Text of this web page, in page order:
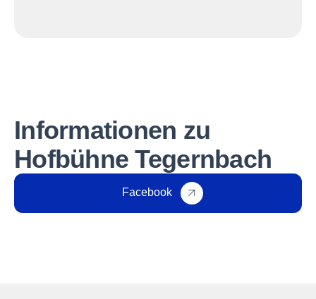
Informationen zu
Hofbühne Tegernbach
Facebook